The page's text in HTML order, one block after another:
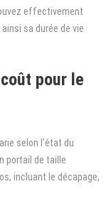
effectivement
sa durée de vie
pour le
selon l’état du
portail de taille
incluant le décapage,